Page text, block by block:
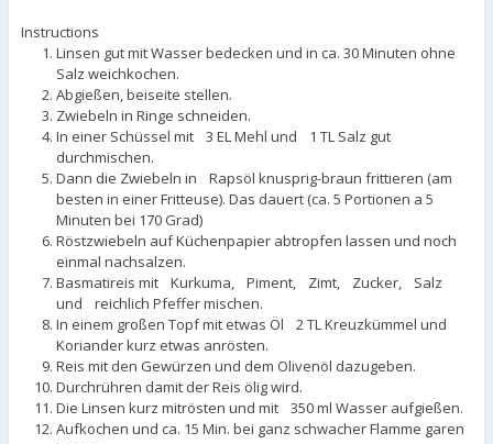
Instructions
Linsen gut mit Wasser bedecken und in ca. 30 Minuten ohne
Salz weichkochen.
Abgießen, beiseite stellen.
Zwiebeln in Ringe schneiden.
In einer Schüssel mit 3 EL Mehl und 1 TL Salz gut
durchmischen.
Dann die Zwiebeln in Rapsöl knusprig-braun frittieren (am
besten in einer Fritteuse). Das dauert (ca. 5 Portionen a 5
Minuten bei 170 Grad)
Röstzwiebeln auf Küchenpapier abtropfen lassen und noch
einmal nachsalzen.
Basmatireis mit Kurkuma, Piment, Zimt, Zucker, Salz
und reichlich Pfeffer mischen.
In einem großen Topf mit etwas Öl 2 TL Kreuzkümmel und
Koriander kurz etwas anrösten.
Reis mit den Gewürzen und dem Olivenöl dazugeben.
Durchrühren damit der Reis ölig wird.
Die Linsen kurz mitrösten und mit 350 ml Wasser aufgießen.
Aufkochen und ca. 15 Min. bei ganz schwacher Flamme garen